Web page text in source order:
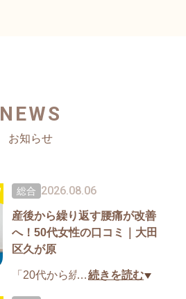
NEWS
お知らせ
総合 2026.08.06
産後から繰り返す腰痛が改善
へ！50代女性の口コミ｜大田
区久が原
「20代から続く腰痛や産後に
悪化した痛みの原因が分か
…続きを読む